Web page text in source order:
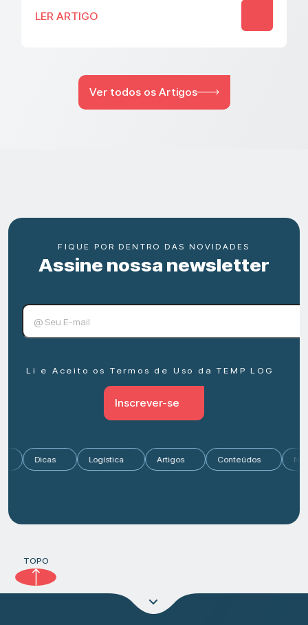
LER ARTIGO
Ver todos os Artigos
FIQUE POR DENTRO DAS NOVIDADES
Assine nossa newsletter
Li e Aceito os Termos de Uso da TEMP LOG
Inscrever-se
Dicas Logística Artigos Conteúdos
TOPO